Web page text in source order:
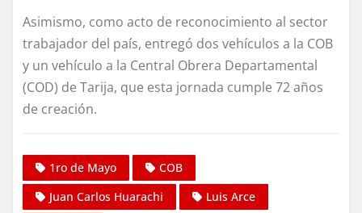
Asimismo, como acto de reconocimiento al sector
trabajador del país, entregó dos vehículos a la COB
y un vehículo a la Central Obrera Departamental
(COD) de Tarija, que esta jornada cumple 72 años
de creación.
1ro de Mayo
COB
Juan Carlos Huarachi
Luis Arce